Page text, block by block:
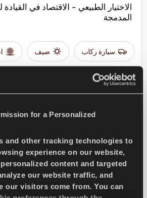
for a Personalized
and other tracking technologies to
experience on our website,
content and targeted
our website traffic, and
our visitors come from. You can
الاختيار الطبيعي - الاقتصاد في
المدمجة
سيارة ركاب صيف
كفاءة الوقود
ابحث عن وكيل
ICEWAYS 2